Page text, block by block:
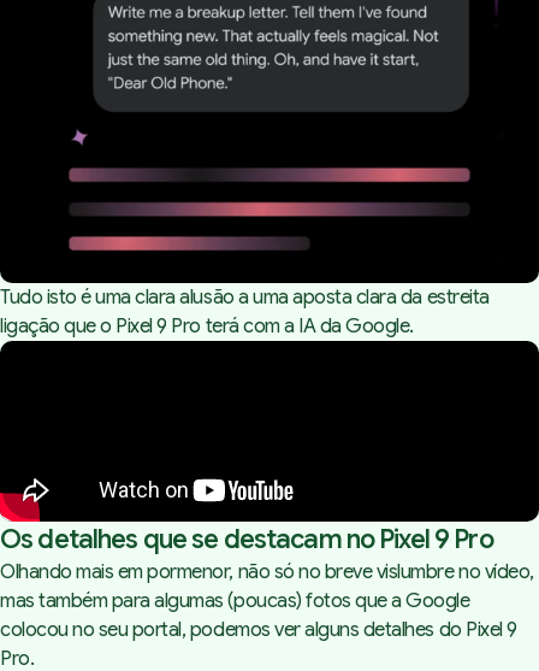
Tudo isto é uma clara alusão a uma aposta clara da estreita
ligação que o Pixel 9 Pro terá com a IA da Google.
Os detalhes que se destacam no Pixel 9 Pro
Olhando mais em pormenor, não só no breve vislumbre no vídeo,
mas também para algumas (poucas) fotos que a Google
colocou no seuportal, podemos ver alguns detalhes do Pixel 9
Pro.